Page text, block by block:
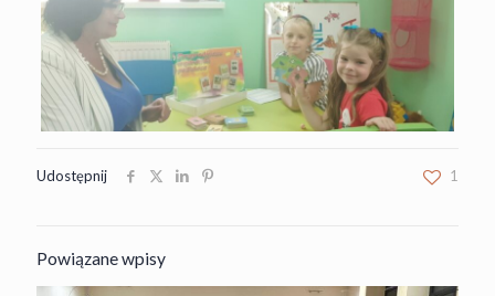
Udostępnij 1
Powiązane wpisy